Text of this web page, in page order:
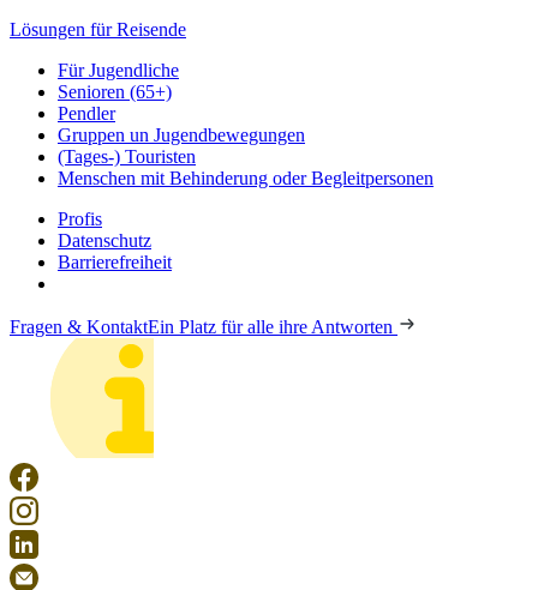
Lösungen für Reisende
Für Jugendliche
Senioren (65+)
Pendler
Gruppen un Jugendbewegungen
(Tages-) Touristen
Menschen mit Behinderung oder Begleitpersonen
Profis
Datenschutz
Barrierefreiheit
Fragen & KontaktEin Platz für alle ihre Antworten